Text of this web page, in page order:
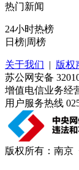
热门新闻
24小时热榜
日榜|周榜
关于我们 | 版权
苏公网安备
增值电信业务经
用户服务热线
版权所有：南京